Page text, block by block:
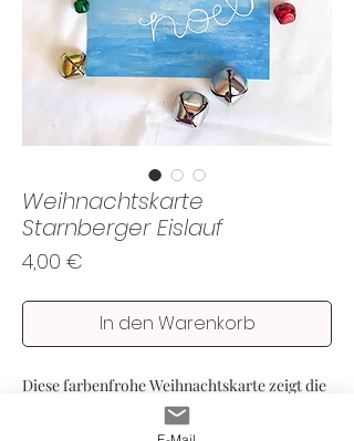
Weihnachtskarte
Starnberger Eislauf
4,00 €
In den Warenkorb
Diese farbenfrohe Weihnachtskarte zeigt die
Stadt Starnberg und einen Schlittschuhläufer
auf dem See und bringt dieses Jahr Freude